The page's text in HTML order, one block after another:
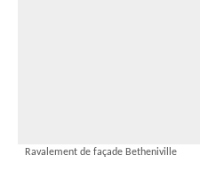
Ravalement de façade Betheniville